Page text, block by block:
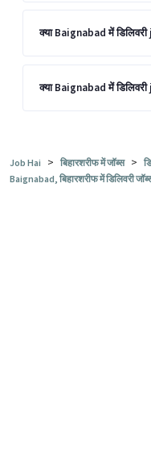
क्या Baignabad में
क्या Baignabad में डिलिवरी
Job Hai > बिहारशरीफ में जॉब्स >
Baignabad, बिहारशरीफ में डिलिवरी